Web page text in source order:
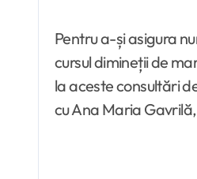
Pentru a-și asigura
cursul dimineții de
la aceste consultări
cu Ana Maria